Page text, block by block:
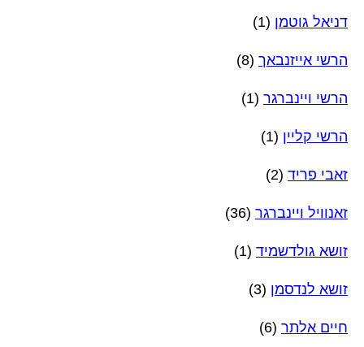
דניאל גוטמן (1)
הרשי אייזנבאך (8)
הרשי ויינברגר (1)
הרשי קליין (1)
זאבי פריד (2)
זאנוויל ויינברגר (36)
זושא גולדשמיד (1)
זושא לנדסמן (3)
חיים אלתר (6)